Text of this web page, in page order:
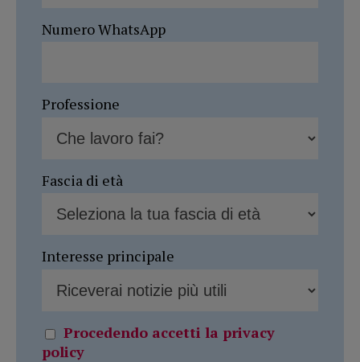
Numero WhatsApp
Professione
Fascia di età
Interesse principale
Procedendo accetti la privacy
policy